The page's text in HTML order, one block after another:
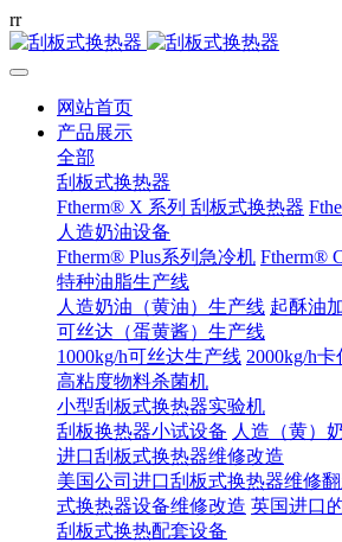
rr
网站首页
产品展示
全部
刮板式换热器
Ftherm® X 系列 刮板式换热器
人造奶油设备
Ftherm® Plus系列急冷机 Ftherm®
特种油脂生产线
人造奶油（黄油）生产线 起酥油
可丝达（蛋黄酱）生产线
1000kg/h可丝达生产线 2000kg/h
高粘度物料杀菌机
小型刮板式换热器实验机
刮板换热器小试设备 人造（黄）
进口刮板式换热器维修改造
美国公司进口刮板式换热器维修
式换热器设备维修改造 英国进口
刮板式换热配套设备